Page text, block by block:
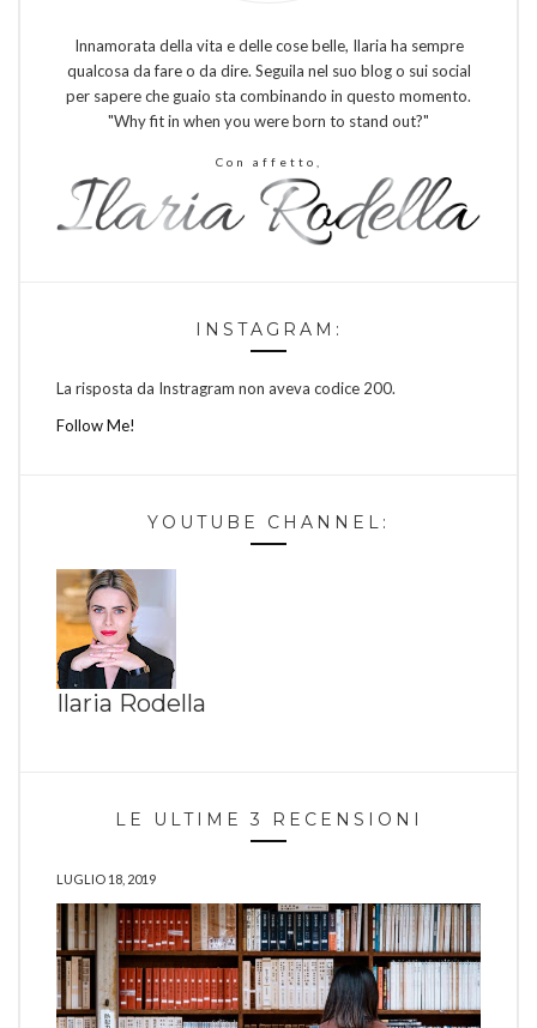
Innamorata della vita e delle cose belle, Ilaria ha sempre
qualcosa da fare o da dire. Seguila nel suo blog o sui social
per sapere che guaio sta combinando in questo momento.
"Why fit in when you were born to stand out?"
Con affetto,
INSTAGRAM:
La risposta da Instragram non aveva codice 200.
Follow Me!
YOUTUBE CHANNEL:
Ilaria Rodella
LE ULTIME 3 RECENSIONI
LUGLIO 18, 2019